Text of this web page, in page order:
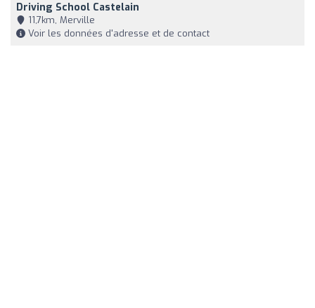
Driving School Castelain
11,7km, Merville
Voir les données d'adresse et de contact